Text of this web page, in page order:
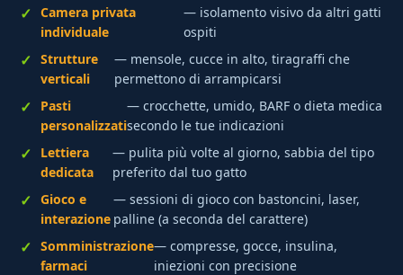
Camera privata
individuale
— isolamento visivo da altri gatti
ospiti
Strutture
verticali
— mensole, cucce in alto, tiragraffi che
permettono di arrampicarsi
Pasti
personalizzati
— crocchette, umido, BARF o dieta medica
secondo le tue indicazioni
Lettiera
dedicata
— pulita più volte al giorno, sabbia del tipo
preferito dal tuo gatto
Gioco e
interazione
— sessioni di gioco con bastoncini, laser,
palline (a seconda del carattere)
Somministrazione
farmaci
— compresse, gocce, insulina,
iniezioni con precisione